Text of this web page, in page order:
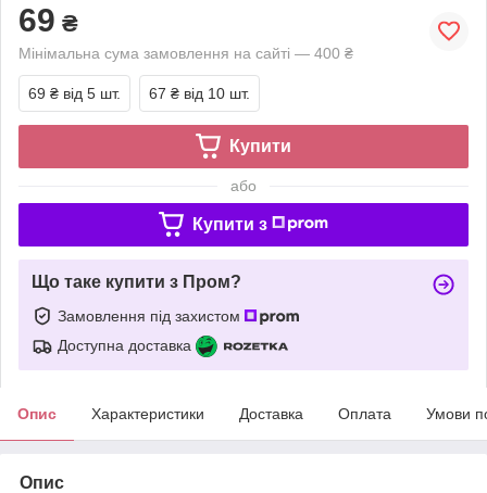
69 ₴
Мінімальна сума замовлення на сайті — 400 ₴
69 ₴ від 5 шт. 67 ₴ від 10 шт.
Купити
або
Купити з
Що таке купити з Пром?
Замовлення під захистом
Доступна доставка
Опис Характеристики Доставка Оплата Умови
Опис